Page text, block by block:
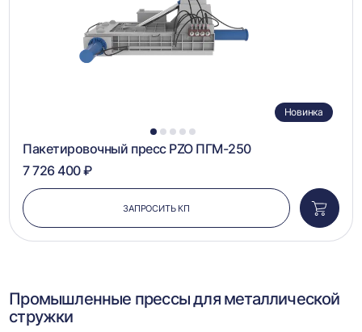
1 2 3 4 5
Новинка
Пакетировочный пресс PZO ПГМ-250
7 726 400 ₽
ЗАПРОСИТЬ КП
в
Промышленные прессы для металлической
стружки